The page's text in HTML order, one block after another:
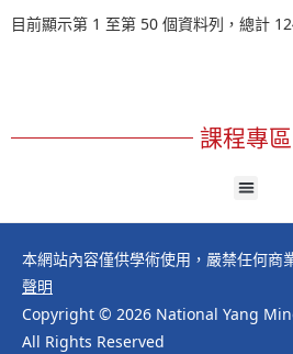
目前顯示第 1 至第 50 個資料列，總計
課程專區
本網站內容僅供學術使用，嚴禁任何商
聲明
Copyright © 2026 National Yang
All Rights Reserved